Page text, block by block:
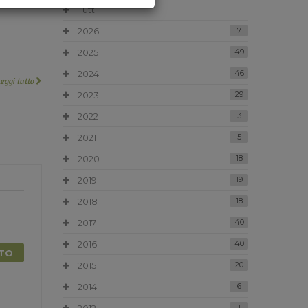
tutto
Tutti
2026
7
2025 49
2024 46
2023 29
2022 3
2021 5
2020 18
2019 19
2018 18
2017 40
2016 40
2015 20
2014 6